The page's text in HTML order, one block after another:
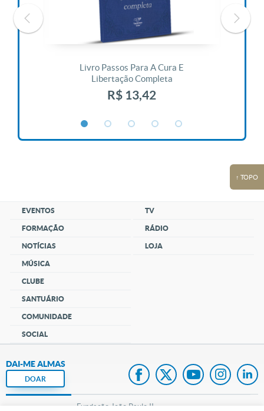
Livro Passos Para A Cura E
Libertação Completa
R$ 13,42
↑ TOPO
EVENTOS
FORMAÇÃO
NOTÍCIAS
MÚSICA
CLUBE
SANTUÁRIO
COMUNIDADE
SOCIAL
TV
RÁDIO
LOJA
DAI-ME ALMAS
DOAR
Fundação João Paulo II